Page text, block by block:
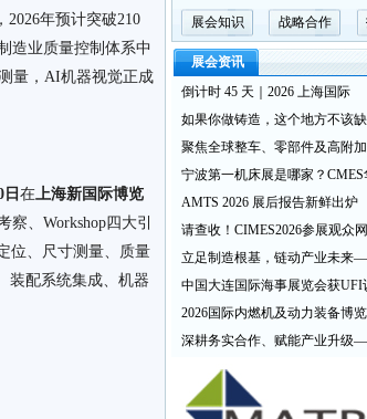
2026年预计突破210
造业质量控制体系中
量，AI机器视觉正成
在上海新国际博览
、Workshop四大引
位、尺寸测量、质量
装配系统集成、机器
展会知识 战略合作
展会资讯
倒计时 45 天｜2026 上海国际
如果你做铸造，这个地方不该缺
聚焦全球整车、零部件及高附
宁波第一机床展是哪家？CMES
AMTS 2026 展后报告新鲜出炉
请查收！CIMES2026参展观众网
立足制造根基，链动产业未来
中国大连国际海事展览会获UFI
2026国际内燃机及动力装备博
深耕务实合作、赋能产业升级